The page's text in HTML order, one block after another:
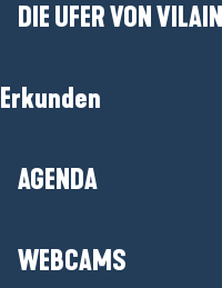
DIE UFER VON
Erkunden
AGENDA
WEBCAMS